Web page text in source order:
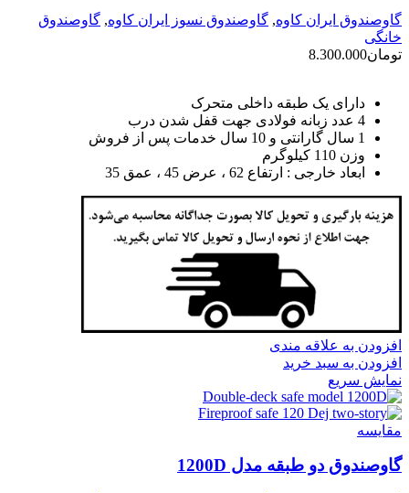
گاوصندوق ایران کاوه, گاوصندوق نسوز ایران کاوه, گاوصندوق
خانگی
تومان8.300.000
دارای یک طبقه داخلی متحرک
4 عدد زبانه فولادی جهت قفل شدن درب
1 سال گارانتی و 10 سال خدمات پس از فروش
وزن 110 کیلوگرم
ابعاد خارجی : ارتفاع 62 ، عرض 45 ، عمق 35
افزودن به علاقه مندی
افزودن به سبد خرید
نمایش سریع
مقايسه
گاوصندوق دو طبقه مدل 1200D